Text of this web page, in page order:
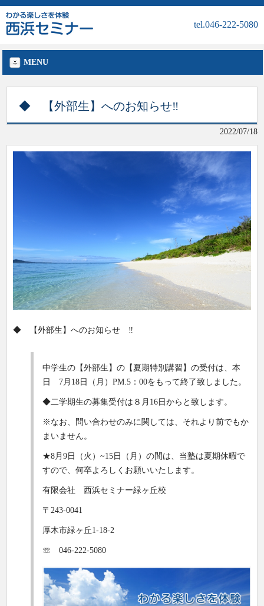
tel.046-222-5080
MENU
◆ 【外部生】へのお知らせ‼
2022/07/18
◆ 【外部生】へのお知らせ ‼
中学生の【外部生】の【夏期特別講習】の受付は、本
日 7月18日（月）PM.5：00をもって終了致しました。
◆二学期生の募集受付は８月16日からと致します。
※なお、問い合わせのみに関しては、それより前でもか
まいません。
★8月9日（火）~15日（月）の間は、当塾は夏期休暇で
すので、何卒よろしくお願いいたします。
有限会社 西浜セミナー緑ヶ丘校
〒243-0041
厚木市緑ヶ丘1-18-2
☏ 046-222-5080